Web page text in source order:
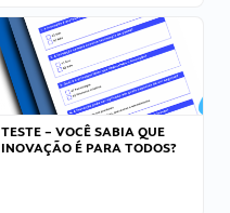
TESTE – VOCÊ SABIA QUE
INOVAÇÃO É PARA TODOS?